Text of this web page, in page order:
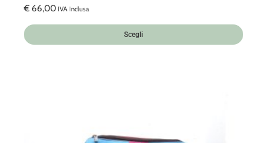
€ 66,00 IVA Inclusa
Scegli